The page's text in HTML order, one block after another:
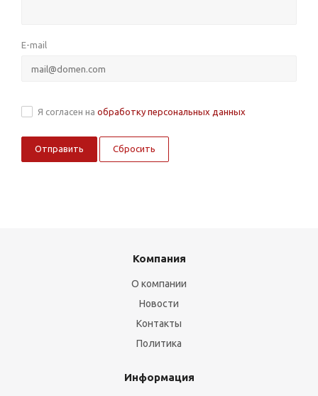
E-mail
Я согласен на обработку персональных данных
Сбросить
Компания
О компании
Новости
Контакты
Политика
Информация